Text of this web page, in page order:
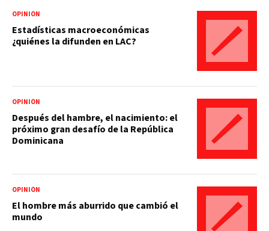
OPINIÓN
Estadísticas macroeconómicas
¿quiénes la difunden en LAC?
OPINIÓN
Después del hambre, el nacimiento: el
próximo gran desafío de la República
Dominicana
OPINIÓN
El hombre más aburrido que cambió el
mundo